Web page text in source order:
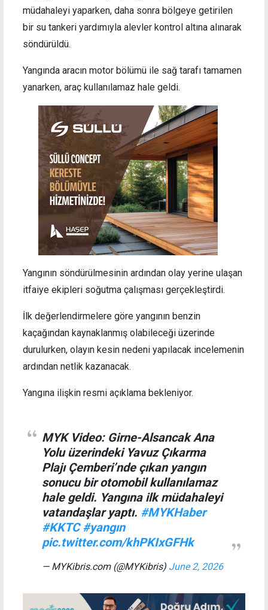
müdahaleyi yaparken, daha sonra bölgeye getirilen
bir su tankeri yardımıyla alevler kontrol altına alınarak
söndürüldü.
Yangında aracın motor bölümü ile sağ tarafı tamamen
yanarken, araç kullanılamaz hale geldi.
Yangının söndürülmesinin ardından olay yerine ulaşan
itfaiye ekipleri soğutma çalışması gerçekleştirdi.
İlk değerlendirmelere göre yangının benzin
kaçağından kaynaklanmış olabileceği üzerinde
durulurken, olayın kesin nedeni yapılacak incelemenin
ardından netlik kazanacak.
Yangına ilişkin resmi açıklama bekleniyor.
MYK Video: Girne-Alsancak Ana
Yolu üzerindeki Yavuz Çıkarma
Plajı Çemberi’nde çıkan yangın
sonucu bir otomobil kullanılamaz
hale geldi. Yangına ilk müdahaleyi
vatandaşlar yaptı. #MYKHaber
#KKTC #yangın
pic.twitter.com/khPKIxGFHk
— MYKibris.com (@MYKibris) June 2, 2026